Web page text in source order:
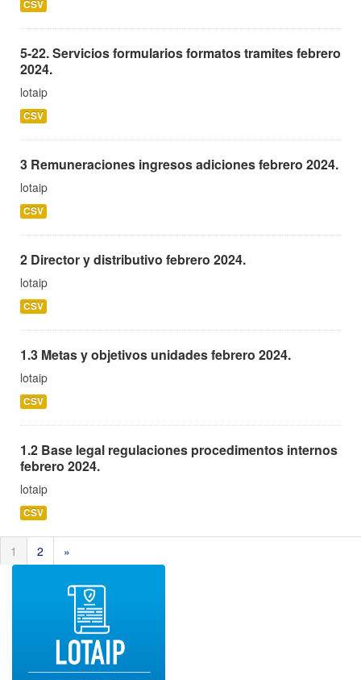
CSV
5-22. Servicios formularios formatos tramites febrero
2024.
lotaip
CSV
3 Remuneraciones ingresos adiciones febrero 2024.
lotaip
CSV
2 Director y distributivo febrero 2024.
lotaip
CSV
1.3 Metas y objetivos unidades febrero 2024.
lotaip
CSV
1.2 Base legal regulaciones procedimentos internos
febrero 2024.
lotaip
CSV
1 2 »